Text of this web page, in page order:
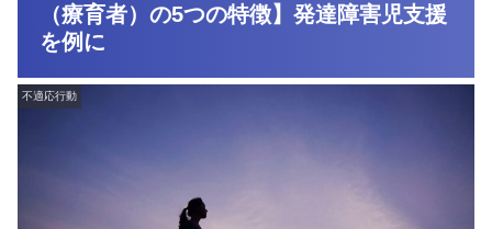
（療育者）の5つの特徴】発達障害児支援
を例に
不適応行動